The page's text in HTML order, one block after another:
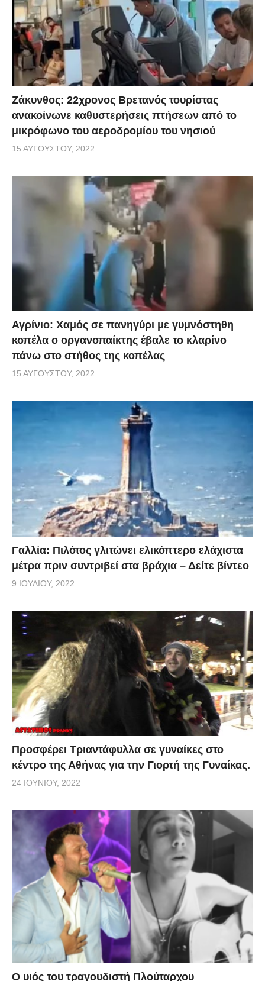
Ζάκυνθος: 22χρονος Βρετανός τουρίστας
ανακοίνωνε καθυστερήσεις πτήσεων από το
μικρόφωνο του αεροδρομίου του νησιού
15 ΑΥΓΟΎΣΤΟΥ, 2022
Αγρίνιο: Χαμός σε πανηγύρι με γυμνόστηθη
κοπέλα ο οργανοπαίκτης έβαλε το κλαρίνο
πάνω στο στήθος της κοπέλας
15 ΑΥΓΟΎΣΤΟΥ, 2022
Γαλλία: Πιλότος γλιτώνει ελικόπτερο ελάχιστα
μέτρα πριν συντριβεί στα βράχια – Δείτε βίντεο
9 ΙΟΥΛΊΟΥ, 2022
Προσφέρει Τριαντάφυλλα σε γυναίκες στο
κέντρο της Αθήνας για την Γιορτή της Γυναίκας.
24 ΙΟΥΝΊΟΥ, 2022
O υιός του τραγουδιστή Πλούταρχου